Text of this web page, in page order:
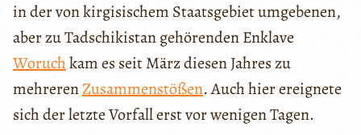
in der von kirgisischem Staatsgebiet umgebenen,
aber zu Tadschikistan gehörenden Enklave
Woruchkam es seit März diesen Jahres zu
mehrerenZusammenstößen. Auch hier ereignete
sich der letzte Vorfall erst vor wenigen Tagen.